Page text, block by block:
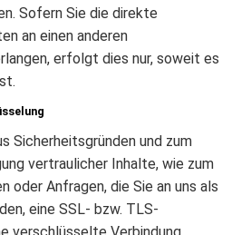
Sofern Sie die direkte
an einen anderen
erfolgt dies nur, soweit es
Sicherheitsgründen und zum
vertraulicher Inhalte, wie zum
oder Anfragen, die Sie an uns als
eine SSL- bzw. TLS-